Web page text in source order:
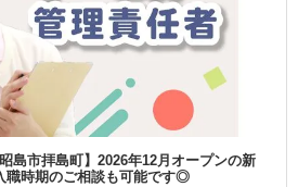
島市拝島町】2026年12月オープンの新
職時期のご相談も可能です◎